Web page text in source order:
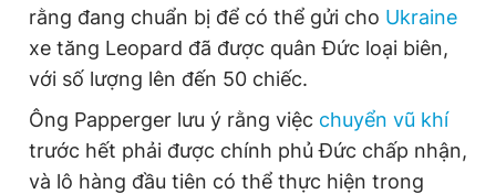
Theo dõi báo trên
Hotline
0906 645 777
Liên hệ quảng cáo
0908 780 404
rằng đang chuẩn bị để có thể gửi cho Ukraine
xe tăng Leopard đã được quân Đức loại biên,
với số lượng lên đến 50 chiếc.
Ông Papperger lưu ý rằng việc chuyển vũ khí
trước hết phải được chính phủ Đức chấp nhận,
và lô hàng đầu tiên có thể thực hiện trong